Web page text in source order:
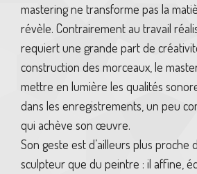
mastering ne transforme pas la
révèle. Contrairement au travail
requiert une grande part de
construction des morceaux, le
mettre en lumière les qualités
dans les enregistrements, un peu
qui achève son œuvre.
Son geste est d’ailleurs plus proche
sculpteur que du peintre : il affine,